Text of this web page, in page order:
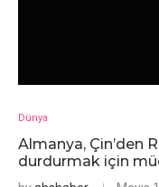
Dünya
Almanya, Çin’den
durdurmak için